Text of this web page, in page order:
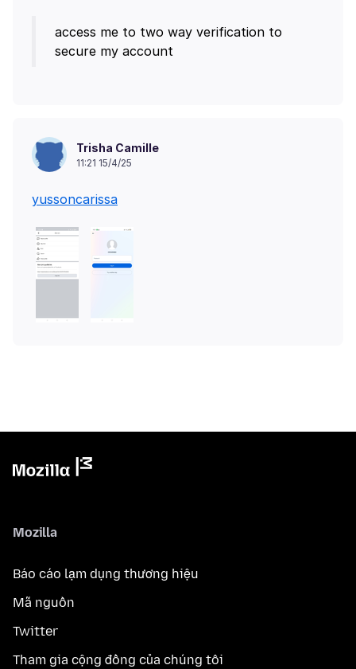
access me to two way verification to
Trisha Camille
11:21 15/4/25
yussoncarissa
Mozilla
Báo cáo lạm dụng thương hiệu
Mã nguồn
Twitter
Tham gia cộng đồng của chúng tôi